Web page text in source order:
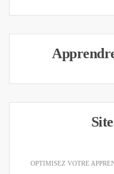
OPTIMISEZ VOTRE